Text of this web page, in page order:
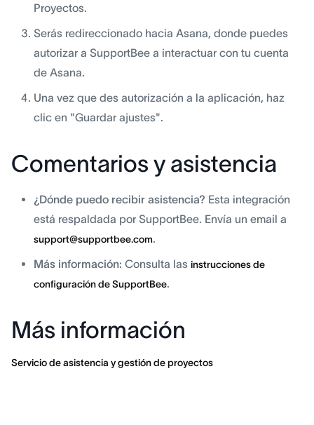
Proyectos.
Serás redireccionado hacia Asana, donde puedes
autorizar a SupportBee a interactuar con tu cuenta
de Asana.
Una vez que des autorización a la aplicación, haz
clic en "Guardar ajustes".
Comentarios y asistencia
¿Dónde puedo recibir asistencia? Esta integración
está respaldada por SupportBee. Envía un email a
support@supportbee.com.
Más información: Consulta las instrucciones de
configuración de SupportBee.
Más información
Servicio de asistencia y gestión de proyectos